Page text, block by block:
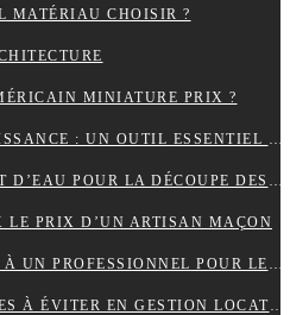
MATÉRIAU CHOISIR ?
MINIATURE PRIX ?
JUMELLES DE FORTE PUISSANCE : UN OUTIL ESSENTIEL POUR LE CAMPING
LA TECHNOLOGIE DU JET D’EAU POUR LA DÉCOUPE DES MATÉRIAUX SOLIDES
LE PRIX D’UN ARTISAN MAÇON
POURQUOI FAIRE APPEL À UN PROFESSIONNEL POUR LE DÉBOUCHAGE TOILETTE YVELINES ?
LES ERREURS COURANTES À ÉVITER EN GESTION LOCATIVE ET COMMENT LES PRÉVENIR AVEC UN OUTIL EN LIGNE